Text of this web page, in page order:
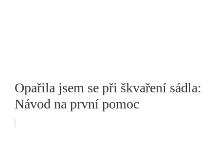
Opařila jsem se při škvaření sádla:
Návod na první pomoc